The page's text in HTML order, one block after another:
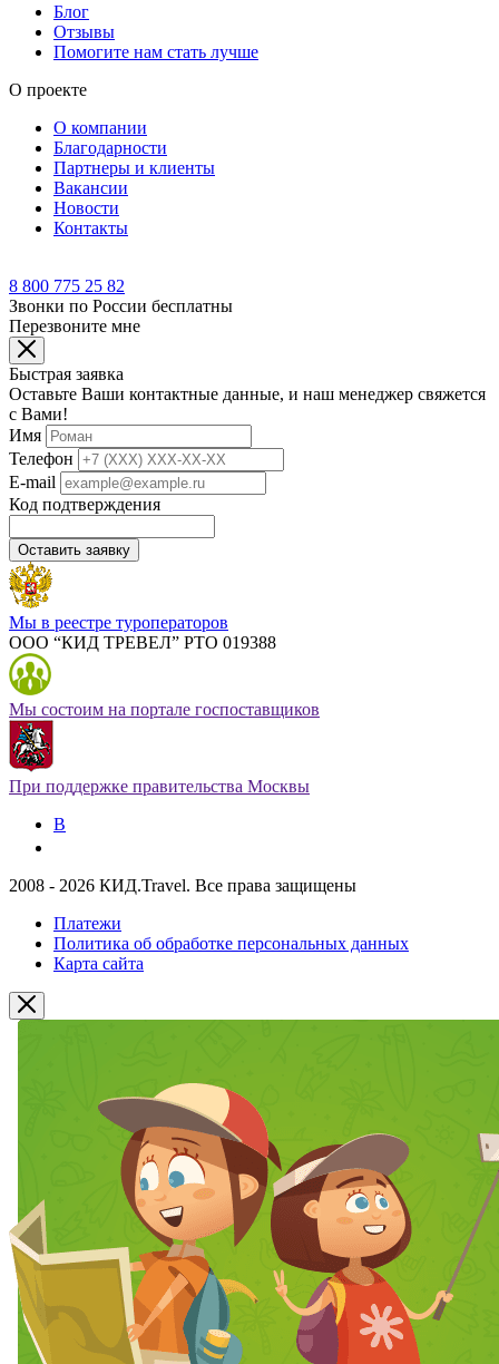
Блог
Отзывы
Помогите нам стать лучше
О проекте
О компании
Благодарности
Партнеры и клиенты
Вакансии
Новости
Контакты
8 800 775 25 82
Звонки по России бесплатны
Перезвоните мне
Быстрая заявка
Оставьте Ваши контактные данные, и наш менеджер свяжется
с Вами!
Имя
Телефон
E-mail
Код подтверждения
Оставить заявку
Мы в реестре туроператоров
ООО “КИД ТРЕВЕЛ” РТО 019388
Мы состоим на портале госпоставщиков
При поддержке правительства Москвы
В
2008 - 2026 КИД.Travel. Все права защищены
Платежи
Политика об обработке персональных данных
Карта сайта